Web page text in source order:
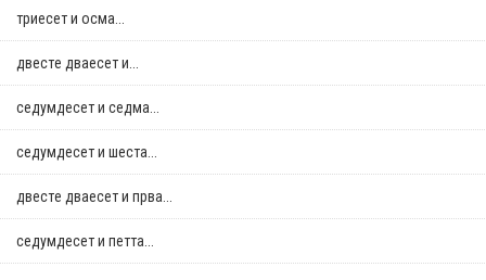
триесет и осма...
двестe дваесет и...
седумдесет и седма...
седумдесет и шеста...
двестe дваесет и прва...
седумдесет и петта...